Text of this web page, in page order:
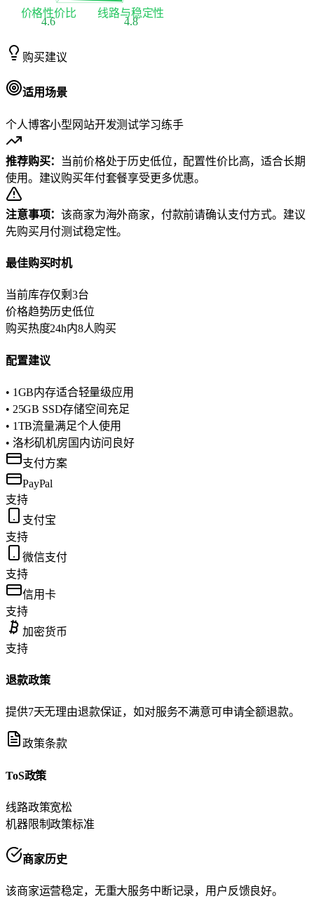
线路与稳定性
4.8
价格性价比
4.6
购买建议
适用场景
个人博客小型网站开发测试学习练手
推荐购买：
当前价格处于历史低位，配置性价比高，适合长期
使用。建议购买年付套餐享受更多优惠。
注意事项：该商家为海外商家，付款前请确认支付方式。建议
先购买月付测试稳定性。
最佳购买时机
当前库存仅剩3台
价格趋势历史低位
购买热度24h内8人购买
配置建议
• 1GB内存适合轻量级应用
• 25GB SSD存储空间充足
• 1TB流量满足个人使用
• 洛杉矶机房国内访问良好
支付方案
PayPal
支持
支付宝
支持
微信支付
支持
信用卡
支持
加密货币
支持
退款政策
提供7天无理由退款保证，如对服务不满意可申请全额退款。
政策条款
ToS政策
线路政策宽松
机器限制政策标准
商家历史
该商家运营稳定，无重大服务中断记录，用户反馈良好。